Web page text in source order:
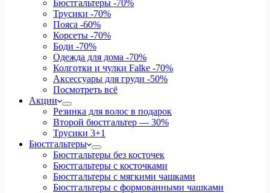
Бюстгальтеры -70%
Трусики -70%
Пояса -60%
Корсеты -70%
Боди -70%
Одежда для дома -70%
Колготки и чулки Falke -70%
Аксессуары для груди -50%
Посмотреть всё
Акции
Резинка для волос в подарок
Второй бюстгальтер — 30%
Трусики 3+1
Бюстгальтеры
Бюстгальтеры без косточек
Бюстгальтеры с косточками
Бюстгальтеры с мягкими чашками
Бюстгальтеры с формованными чашками